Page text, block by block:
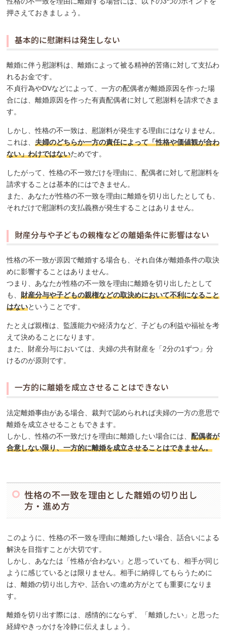
押さえておきましょう。
基本的に慰謝料は発生しない
離婚に伴う慰謝料は、離婚によって被る精神的苦痛に対して支払わ
れるお金です。
不貞行為やDVなどによって、一方の配偶者が離婚原因を作った場
合には、離婚原因を作った有責配偶者に対して慰謝料を請求できま
す。
しかし、性格の不一致は、慰謝料が発生する理由にはなりません。
これは、夫婦のどちらか一方の責任によって「性格や価値観が合わ
ない」わけではないためです。
したがって、性格の不一致だけを理由に、配偶者に対して慰謝料を
請求することは基本的にはできません。
また、あなたが性格の不一致を理由に離婚を切り出したとしても、
それだけで慰謝料の支払義務が発生することはありません。
財産分与や子どもの親権などの離婚条件に影響はない
性格の不一致が原因で離婚する場合も、それ自体が離婚条件の取決
めに影響することはありません。
つまり、あなたが性格の不一致を理由に離婚を切り出したとして
も、財産分与や子どもの親権などの取決めにおいて不利になること
はないということです。
たとえば親権は、監護能力や経済力など、子どもの利益や福祉を考
えて決めることになります。
また、財産分与においては、夫婦の共有財産を「2分の1ずつ」分
けるのが原則です。
一方的に離婚を成立させることはできない
法定離婚事由がある場合、裁判で認められれば夫婦の一方の意思で
離婚を成立させることもできます。
しかし、性格の不一致だけを理由に離婚したい場合には、配偶者が
合意しない限り、一方的に離婚を成立させることはできません。
性格の不一致を理由とした離婚の切り出し
方・進め方
このように、性格の不一致を理由に離婚したい場合、話合いによる
解決を目指すことが大切です。
しかし、あなたは「性格が合わない」と思っていても、相手が同じ
ように感じているとは限りません。相手に納得してもらうために
は、離婚の切り出し方や、話合いの進め方がとても重要になりま
す。
離婚を切り出す際には、感情的にならず、「離婚したい」と思った
経緯やきっかけを冷静に伝えましょう。